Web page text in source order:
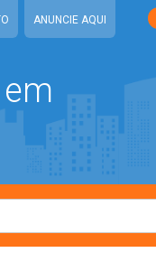
ANUNCIE AQUI